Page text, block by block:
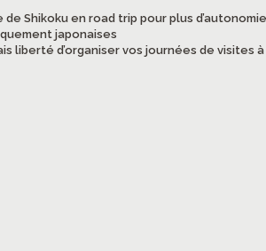
Shikoku en road trip pour plus d’autonomie
japonaises
liberté d’organiser vos journées de visites